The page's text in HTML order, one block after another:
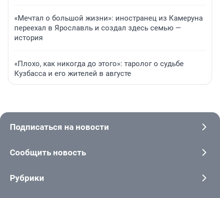
«Мечтал о большой жизни»: иностранец из Камеруна
переехал в Ярославль и создал здесь семью —
история
«Плохо, как никогда до этого»: таролог о судьбе
Кузбасса и его жителей в августе
Подписаться на новости
Сообщить новость
Рубрики